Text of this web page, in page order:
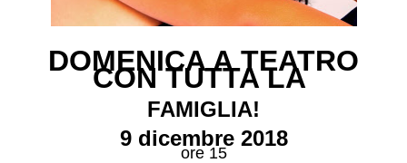
DOMENICA A TEATRO
CON TUTTA LA
FAMIGLIA!
9 dicembre 2018
ore 15